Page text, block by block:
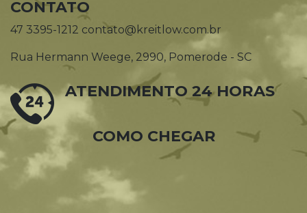
CONTATO
47 3395-1212 contato@kreitlow.com.br
Rua Hermann Weege, 2990, Pomerode - SC
ATENDIMENTO 24 HORAS
COMO CHEGAR